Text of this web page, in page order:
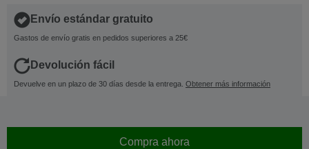
Envío estándar gratuito
Gastos de envío gratis en pedidos superiores a 25€
Devolución fácil
Devuelve en un plazo de 30 días desde la entrega. Obtener más información
Compra ahora